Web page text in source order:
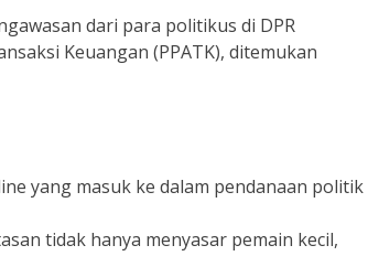
dari para politikus di DPR
Keuangan (PPATK), ditemukan
yang masuk ke dalam pendanaan politik
tidak hanya menyasar pemain kecil,